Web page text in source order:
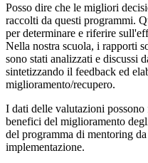
Posso dire che le migliori
raccolti da questi programmi.
per determinare e riferire
Nella nostra scuola, i rapporti
sono stati analizzati e discussi
sintetizzando il feedback ed
miglioramento/recupero.
I dati delle valutazioni
benefici del miglioramento
del programma di mentoring
implementazione.